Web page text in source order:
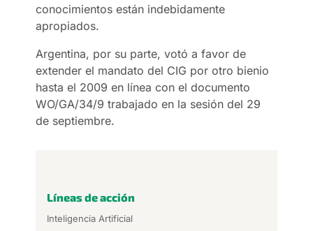
conocimientos están indebidamente
apropiados.
Argentina, por su parte, votó a favor de
extender el mandato del CIG por otro bienio
hasta el 2009 en línea con el documento
WO/GA/34/9 trabajado en la sesión del 29
de septiembre.
Líneas de acción
Inteligencia Artificial